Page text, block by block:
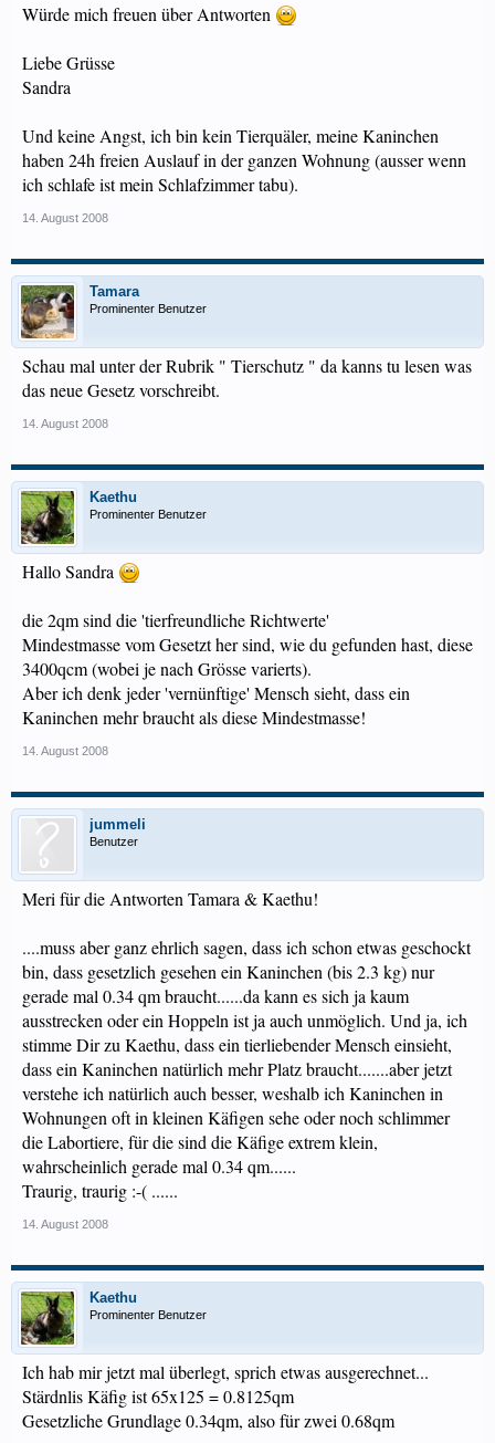
Würde mich freuen über Antworten
Liebe Grüsse
Sandra
Und keine Angst, ich bin kein Tierquäler, meine Kaninchen
haben 24h freien Auslauf in der ganzen Wohnung (ausser wenn
ich schlafe ist mein Schlafzimmer tabu).
14. August 2008
Tamara
Prominenter Benutzer
Schau mal unter der Rubrik " Tierschutz " da kanns tu lesen was
das neue Gesetz vorschreibt.
14. August 2008
Kaethu
Prominenter Benutzer
Hallo Sandra
die 2qm sind die 'tierfreundliche Richtwerte'
Mindestmasse vom Gesetzt her sind, wie du gefunden hast, diese
3400qcm (wobei je nach Grösse varierts).
Aber ich denk jeder 'vernünftige' Mensch sieht, dass ein
Kaninchen mehr braucht als diese Mindestmasse!
14. August 2008
jummeli
Benutzer
Meri für die Antworten Tamara & Kaethu!
....muss aber ganz ehrlich sagen, dass ich schon etwas geschockt
bin, dass gesetzlich gesehen ein Kaninchen (bis 2.3 kg) nur
gerade mal 0.34 qm braucht......da kann es sich ja kaum
ausstrecken oder ein Hoppeln ist ja auch unmöglich. Und ja, ich
stimme Dir zu Kaethu, dass ein tierliebender Mensch einsieht,
dass ein Kaninchen natürlich mehr Platz braucht.......aber jetzt
verstehe ich natürlich auch besser, weshalb ich Kaninchen in
Wohnungen oft in kleinen Käfigen sehe oder noch schlimmer
die Labortiere, für die sind die Käfige extrem klein,
wahrscheinlich gerade mal 0.34 qm......
Traurig, traurig :-( ......
14. August 2008
Kaethu
Prominenter Benutzer
Ich hab mir jetzt mal überlegt, sprich etwas ausgerechnet...
Stärdnlis Käfig ist 65x125 = 0.8125qm
Gesetzliche Grundlage 0.34qm, also für zwei 0.68qm